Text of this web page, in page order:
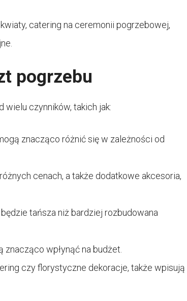
catering na ceremonii pogrzebowej,
pogrzebu
czynników, takich jak:
znacząco różnić się w zależności od
cenach, a także dodatkowe akcesoria,
tańsza niż bardziej rozbudowana
znacząco wpłynąć na budżet.
czy florystyczne dekoracje, także wpisują